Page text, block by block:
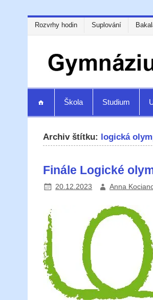
Rozvrhy hodin Suplování
Škola Studium
Archiv štítku: logická
Finále Logické
20.12.2023 Anna